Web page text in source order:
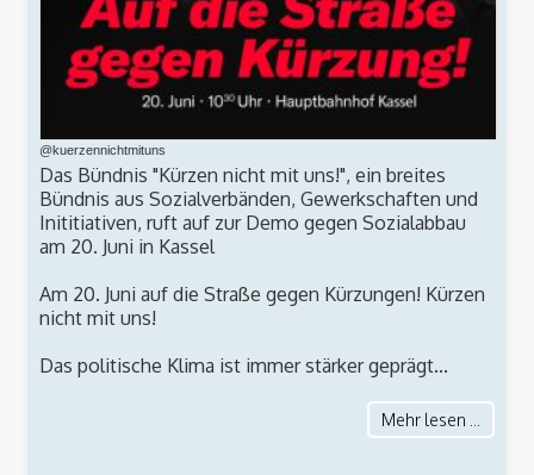
@kuerzennichtmituns
Das Bündnis "Kürzen nicht mit uns!", ein breites
Bündnis aus Sozialverbänden, Gewerkschaften und
Inititiativen, ruft auf zur Demo gegen Sozialabbau
am 20. Juni in Kassel
Am 20. Juni auf die Straße gegen Kürzungen! Kürzen
nicht mit uns!
Das politische Klima ist immer stärker geprägt...
Mehr lesen ...